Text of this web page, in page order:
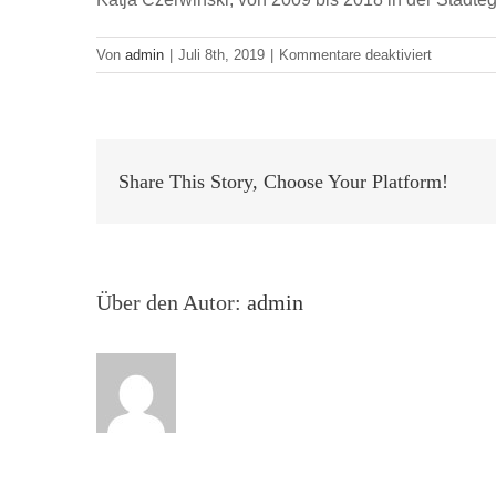
Von admin Juli 8th, 2019 Kommentare deaktiviertfür
Bunt
Share This Story, Choose Your Platform!
Über den Autor: admin